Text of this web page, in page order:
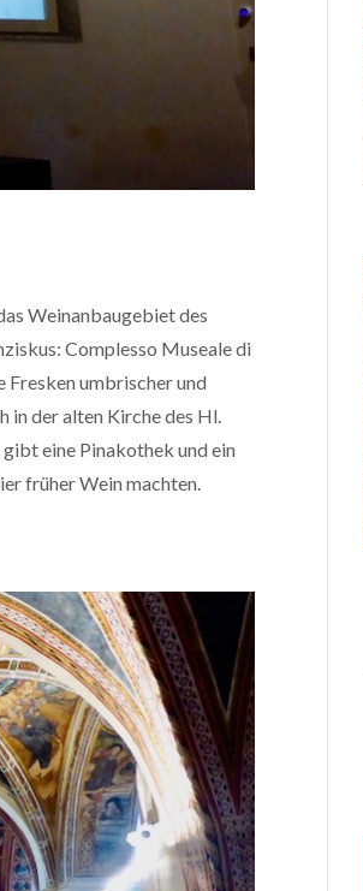
Weinanbaugebiet des
Complesso Museale di
Fresken umbrischer und
in der alten Kirche des Hl.
eine Pinakothek und ein
früher Wein machten.